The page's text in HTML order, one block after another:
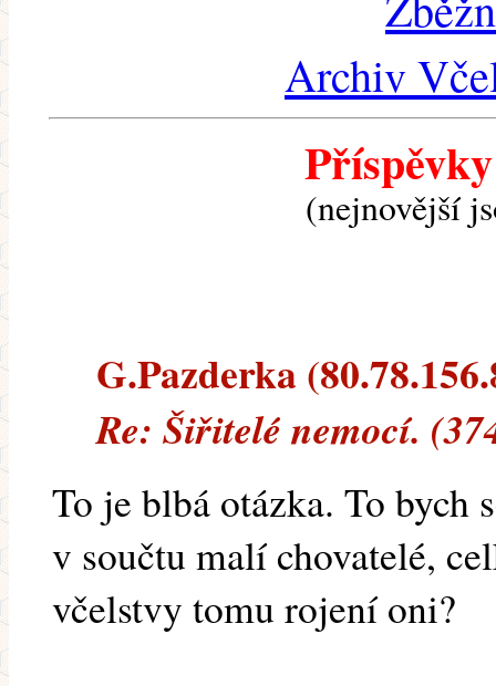
Archiv
(nejnovější
G.Pazderka
Re: Šiřitelé nemocí.
To je blbá otázka. To bych
v součtu malí chovatelé,
včelstvy tomu rojení oni?